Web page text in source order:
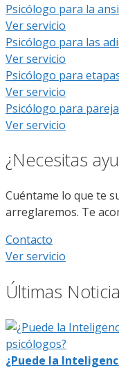
Psicólogo para la
Ver servicio
Psicólogo para las
Ver servicio
Psicólogo para
Ver servicio
Psicólogo para
Ver servicio
¿Necesitas
Cuéntame lo que te
arreglaremos. Te
Contacto
Ver servicio
Últimas
¿Puede la